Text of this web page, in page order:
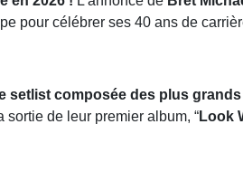
pour célébrer ses 40 ans de
setlist composée des plus
de leur premier album, “Look